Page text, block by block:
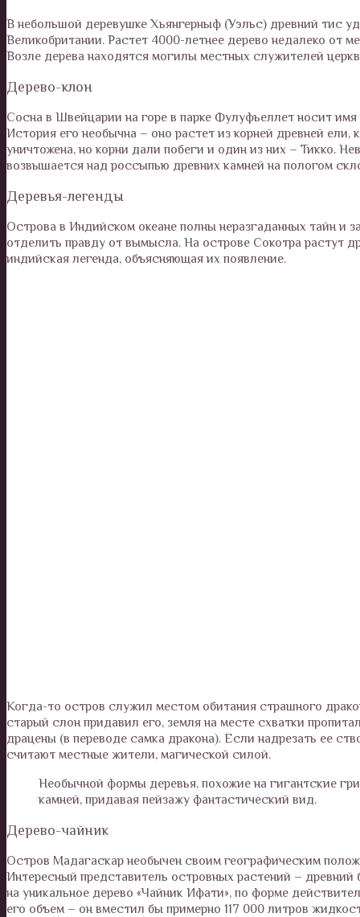
В небольшой деревушке Хьянгерныф (Уэльс) древний тис
Великобритании. Растет 4000-летнее дерево недалеко от
Возле дерева находятся могилы местных служителей
Дерево-клон
Сосна в Швейцарии на горе в парке Фулуфьеллет носит
История его необычна – оно растет из корней древней
уничтожена, но корни дали побеги и один из них – Тикко.
возвышается над россыпью древних камней на пологом
Деревья-легенды
Острова в Индийском океане полны неразгаданных тайн и
отделить правду от вымысла. На острове Сокотра растут
индийская легенда, объясняющая их появление.
Когда-то остров служил местом обитания страшного
старый слон придавил его, земля на месте схватки
драцены (в переводе самка дракона). Если надрезать ее
считают местные жители, магической силой.
Необычной формы деревья, похожие на гигантские
камней, придавая пейзажу фантастический вид.
Дерево-чайник
Остров Мадагаскар необычен своим географическим
Интересный представитель островных растений – древний
на уникальное дерево «Чайник Ифати», по форме
его объем – он вместил бы примерно 117 000 литров